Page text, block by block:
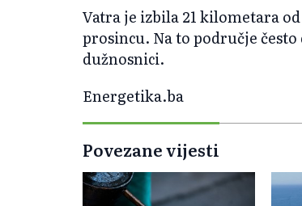
Vatra je izbila 21 kilometara
prosincu. Na to područje
dužnosnici.
Energetika.ba
Povezane vijesti